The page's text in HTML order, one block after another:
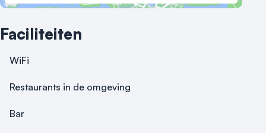
Faciliteiten
WiFi
Restaurants in de omgeving
Bar